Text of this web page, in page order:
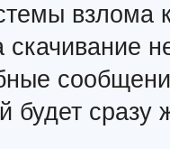
взлома
скачивание
будет сразу